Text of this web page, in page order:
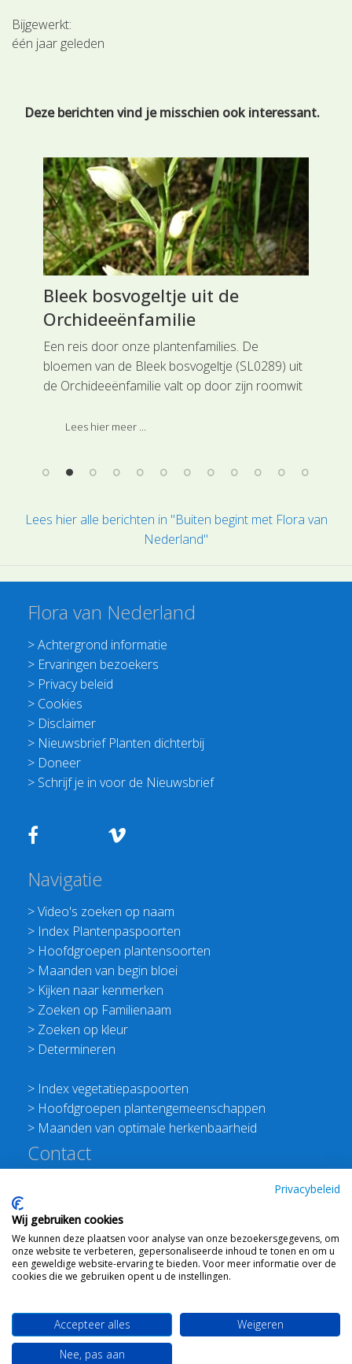
Bijgewerkt:
één jaar geleden
Deze berichten vind je misschien ook interessant.
Bleek bosvogeltje uit de
Orchideeënfamilie
Een reis door onze plantenfamilies. De
bloemen van de Bleek bosvogeltje (SL0289) uit
de Orchideeënfamilie valt op door zijn roomwit
bloemen.. Deze soort is ingedeeld bij de
Lees hier meer ...
Lees hier alle berichten in "Buiten begint met Flora van
Nederland"
Flora van Nederland
>Achtergrond informatie
> Ervaringen bezoekers
> Privacy beleid
> Cookies
> Disclaimer
> Nieuwsbrief Planten dichterbij
> Doneer
> Schrijf je in voor de Nieuwsbrief
Navigatie
>Video's zoeken op naam
> Index Plantenpaspoorten
> Hoofdgroepen plantensoorten
> Maanden van begin bloei
> Kijken naar kenmerken
> Zoeken op Familienaam
> Zoeken op kleur
> Determineren
> Index vegetatiepaspoorten
> Hoofdgroepen plantengemeenschappen
> Maanden van optimale herkenbaarheid
Contact
E:info@floravannederland.nl
Plein 1992 70F 6221JP Maastricht
T: 06 41237586
KVK: 76114821 btw: NL860512289B01
WebdesignTon Haexvoor © 2008 - 2026 Flora van
Privacybeleid
Wij gebruiken cookies
We kunnen deze plaatsen voor analyse van onze bezoekersgegevens, om
onze website te verbeteren, gepersonaliseerde inhoud te tonen en om u
een geweldige website-ervaring te bieden. Voor meer informatie over de
cookies die we gebruiken opent u de instellingen.
Accepteer alles
Weigeren
Nee, pas aan